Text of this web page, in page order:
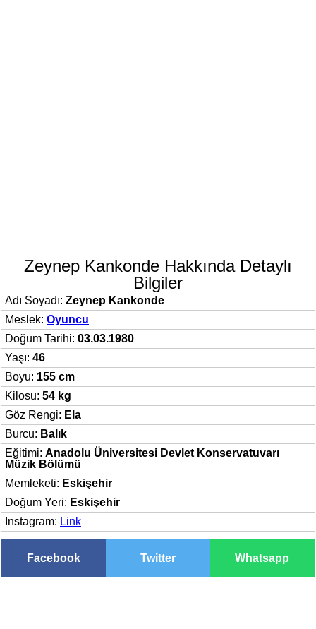
Zeynep Kankonde Hakkında Detaylı
Bilgiler
Adı Soyadı: Zeynep Kankonde
Meslek: Oyuncu
Doğum Tarihi: 03.03.1980
Yaşı: 46
Boyu: 155 cm
Kilosu: 54 kg
Göz Rengi: Ela
Burcu: Balık
Eğitimi: Anadolu Üniversitesi Devlet Konservatuvarı
Müzik Bölümü
Memleketi: Eskişehir
Doğum Yeri: Eskişehir
Instagram: Link
Facebook Twitter Whatsapp